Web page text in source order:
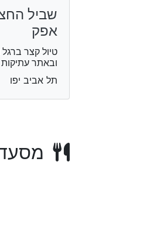
שביל
אפק
טיול קצר ברגל
ובאתר עתיקות
תל אביב יפו